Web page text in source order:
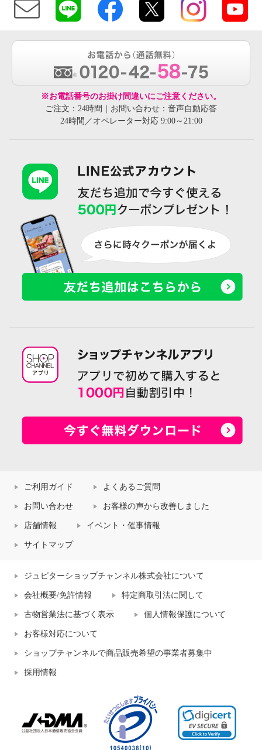
※お電話番号のお掛け間違いにご注意ください。
ご注文：24時間｜お問い合わせ：音声自動応答
24時間／オペレーター対応 9:00～21:00
ご利用ガイド よくあるご質問
お問い合わせ お客様の声から改善しました
店舗情報 イベント・催事情報
サイトマップ
ジュピターショップチャンネル株式会社について
会社概要/免許情報 特定商取引法に関して
古物営業法に基づく表示 個人情報保護について
お客様対応について
ショップチャンネルで商品販売希望の事業者募集中
採用情報